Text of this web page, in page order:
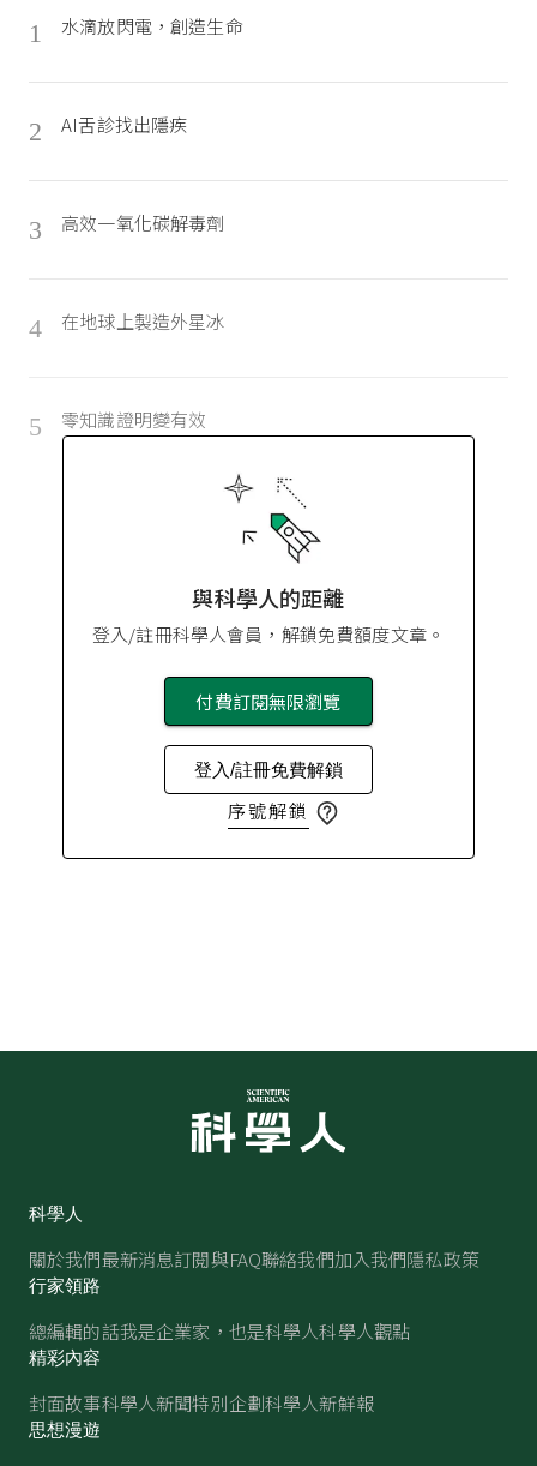
1 水滴放閃電，創造生命
2 AI舌診找出隱疾
3 高效一氧化碳解毒劑
4 在地球上製造外星冰
5 零知識證明變有效
與科學人的距離
登入/註冊科學人會員，解鎖免費額度文章。
付費訂閱無限瀏覽
登入/註冊免費解鎖
序號解鎖
科學人
關於我們最新消息訂閱與FAQ聯絡我們加入我們隱私政策
行家領路
總編輯的話我是企業家，也是科學人科學人觀點
精彩內容
封面故事科學人新聞特別企劃科學人新鮮報
思想漫遊